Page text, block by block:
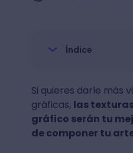
Índice
Si quieres darle más
gráficas, las
gráfico serán tu
de componer tu